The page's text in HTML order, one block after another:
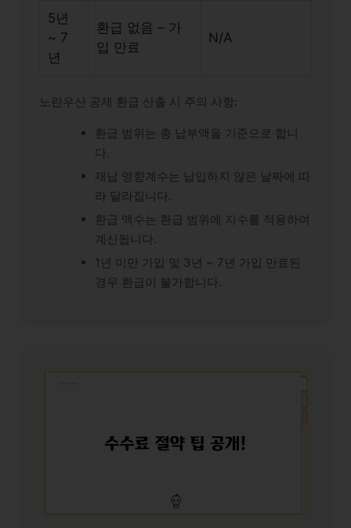
5년
~ 7
년
환급 없음 – 가
입 만료
N/A
노란우산 공제 환급 산출 시 주의 사항:
환급 범위는 총 납부액을 기준으로 합니
다.
재납 영향계수는 납입하지 않은 날짜에 따
라 달라집니다.
환급 액수는 환급 범위에 지수를 적용하여
계산됩니다.
1년 미만 가입 및 3년 ~ 7년 가입 만료된
경우 환급이 불가합니다.